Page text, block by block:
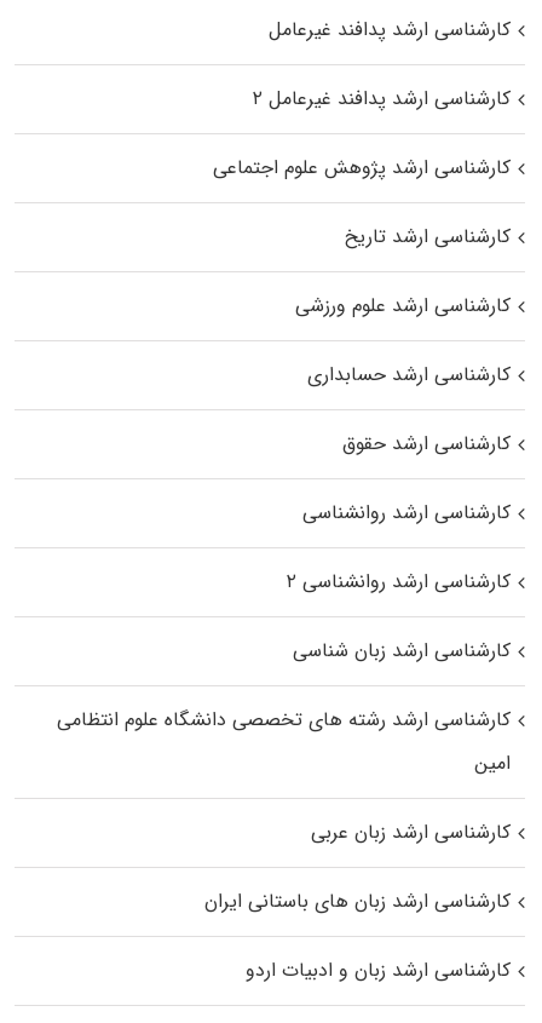
کارشناسی ارشد پدافند غیرعامل
کارشناسی ارشد پدافند غیرعامل ۲
کارشناسی ارشد پژوهش علوم اجتماعی
کارشناسی ارشد تاریخ
کارشناسی ارشد علوم ورزشی
کارشناسی ارشد حسابداری
کارشناسی ارشد حقوق
کارشناسی ارشد روانشناسی
کارشناسی ارشد روانشناسی ۲
کارشناسی ارشد زبان شناسی
کارشناسی ارشد رﺷﺘﻪ ﻫﺎی تخصصی داﻧﺸﮕﺎه ﻋﻠﻮم انتظامی
اﻣﻴﻦ
کارشناسی ارشد زبان عربی
کارشناسی ارشد زبان‌ های باستانی ایران
کارشناسی ارشد زبان و ادبیات اردو